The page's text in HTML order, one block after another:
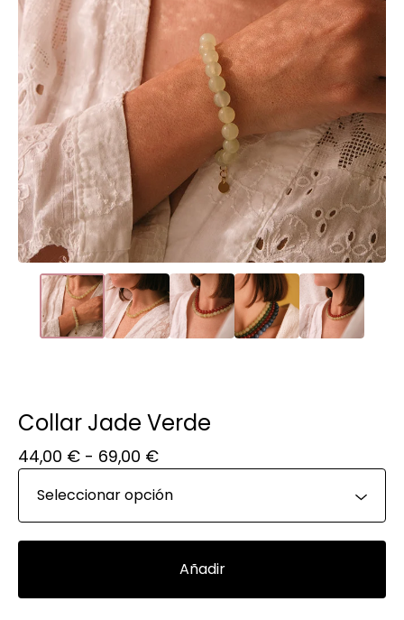
Collar Jade Verde
44,00 € - 69,00 €
Añadir